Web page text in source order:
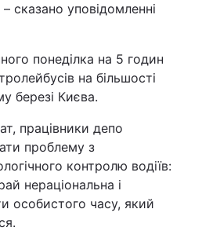
сказано уповідомленні
понеділка на 5 годин
на більшості
березі Києва.
працівники депо
проблему з
контролю водіїв:
нераціональна і
особистого часу, який